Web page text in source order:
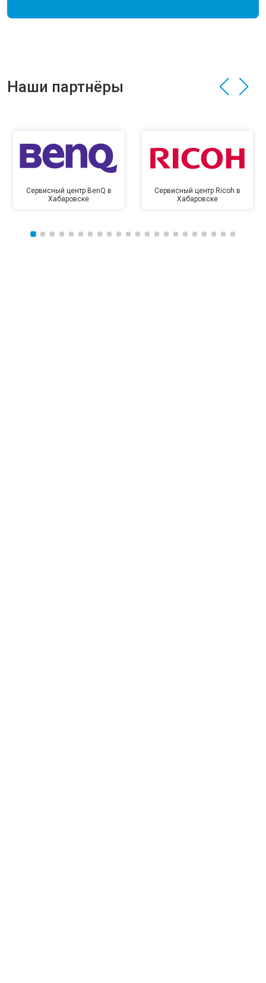
Наши партнёры
Сервисный центр BenQ в
Хабаровске
Сервисный центр Ricoh в
Хабаровске